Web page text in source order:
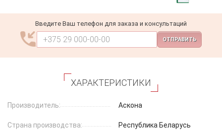
Введите Ваш телефон для заказа и консультаций
ОТПРАВИТЬ
ХАРАКТЕРИСТИКИ
Производитель: Аскона
Страна производства: Республика Беларусь